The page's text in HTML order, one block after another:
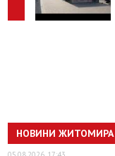
НОВИНИ ЖИТОМИРА